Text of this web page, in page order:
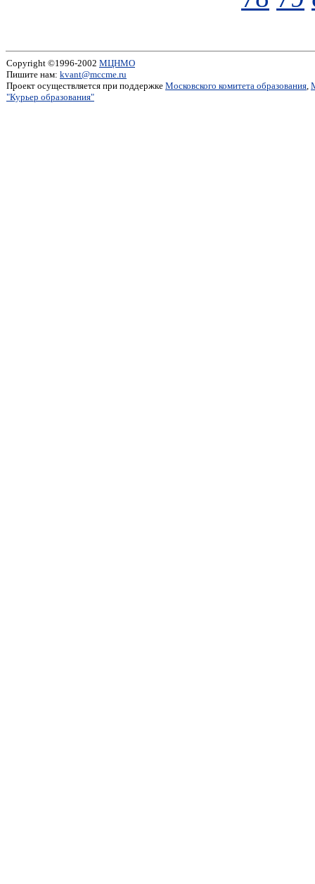
Copyright ©1996-2002 МЦНМО
Пишите нам: kvant@mccme.ru
Проект осуществляется при поддержке Московского комитета образования,
"Курьер образования"